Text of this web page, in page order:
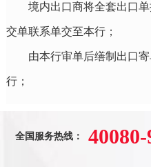
境内出口商将全套出口单
交单联系单交至本行；
由本行审单后缮制出口寄
行；
全国服务热线：